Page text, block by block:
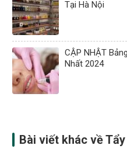
Tại Hà Nội
CẬP NHẬT
Nhất 2024
Bài viết khác về